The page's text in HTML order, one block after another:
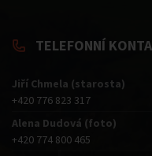
TELEFONNÍ
Jiří Chmela (starosta)
+420 776 823 317
Alena Dudová (foto)
+420 774 800 465